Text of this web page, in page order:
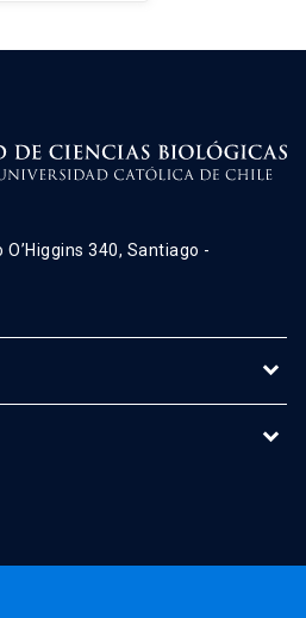
340, Santiago -